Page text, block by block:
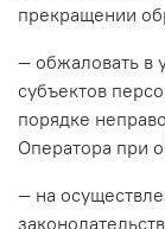
прекращении
— обжаловать в
субъектов
порядке
Оператора при
— на